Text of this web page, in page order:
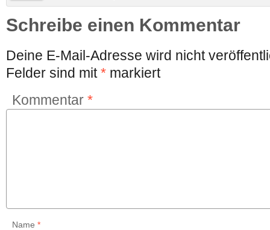
Schreibe einen Kommentar
Deine E-Mail-Adresse wird nicht
Felder sind mit* markiert
Kommentar *
Name *